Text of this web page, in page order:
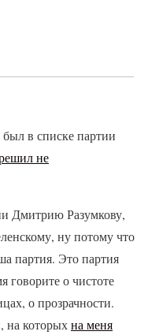
в списке партии
не
Дмитрию Разумкову,
ну потому что
партия. Это партия
говорите о чистоте
о прозрачности.
на которыхна меня